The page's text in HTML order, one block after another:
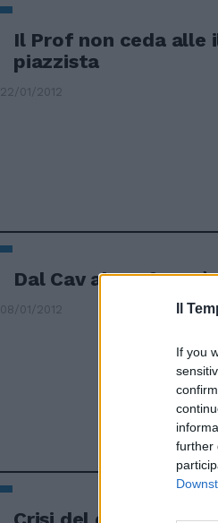
Il
If you
further
Il Prof non ceda alle
piazzista
22/01/2012
Dal Cav al Prof. Ma
08/01/2012